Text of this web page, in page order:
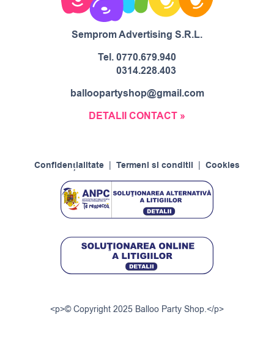
Semprom Advertising S.R.L.
Tel.0770.679.940
0314.228.403
balloopartyshop@gmail.com
DETALII CONTACT »
Confidențialitate Termeni si conditii Cookies
<p>© Copyright 2025 Balloo Party Shop.</p>